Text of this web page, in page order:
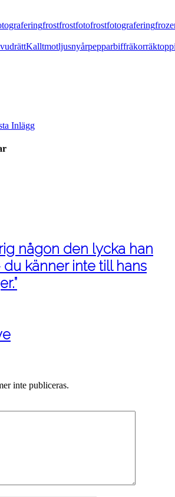
frostfrostfotofrostfotografering
Kalltmotljusnyårpepparbiffräkor
Inlägg
någon den lycka han
du känner inte till hans
inte publiceras.